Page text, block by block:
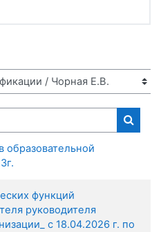
Поиск
образовательной
функций
руководителя
с 18.04.2026 г. по